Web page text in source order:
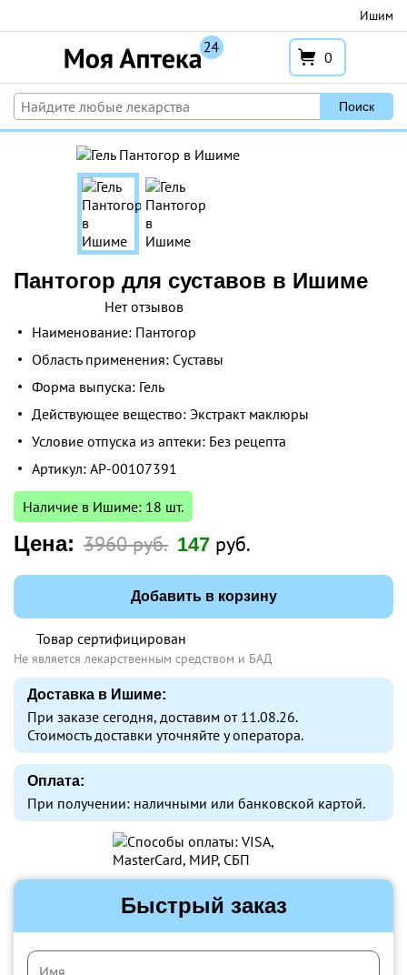
к
содержимому
Ишим
0
Поиск
Пантогор для суставов в Ишиме
Нет отзывов
Наименование: Пантогор
Область применения: Суставы
Форма выпуска: Гель
Действующее вещество: Экстракт маклюры
Условие отпуска из аптеки: Без рецепта
Артикул: AP-00107391
Наличие в Ишиме: 18 шт.
Цена: 3960 руб. 147 руб.
Товар сертифицирован
Не является лекарственным средством и БАД
Доставка в Ишиме:
При заказе сегодня, доставим от 11.08.26.
Стоимость доставки уточняйте у оператора.
Оплата:
При получении: наличными или банковской картой.
Добавить в корзину
Быстрый заказ